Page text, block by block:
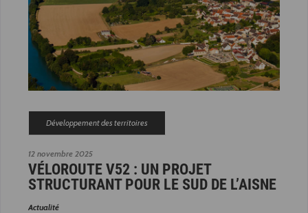
12 novembre 2025
Développement des territoires
VÉLOROUTE V52 : UN PROJET
STRUCTURANT POUR LE SUD DE L’AISNE
Actualité